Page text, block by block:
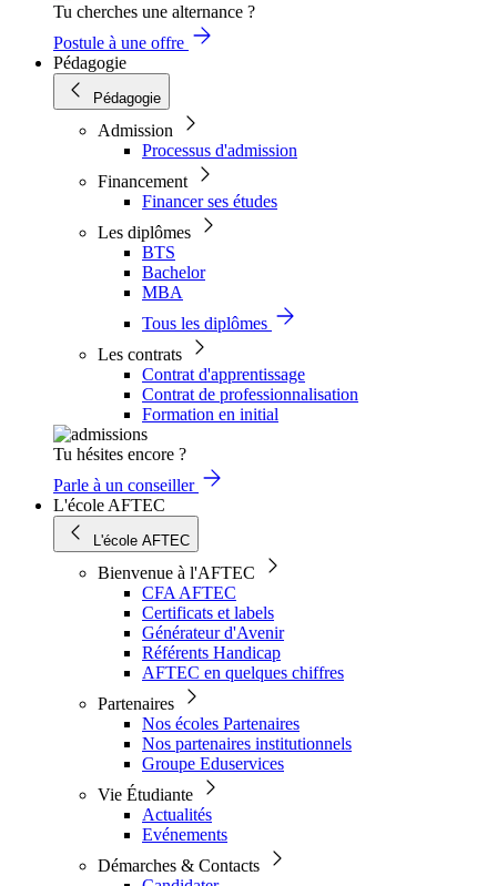
Tu cherches une alternance ?
Postule à une offre
Pédagogie
Pédagogie
Admission
Processus d'admission
Financement
Financer ses études
Les diplômes
BTS
Bachelor
MBA
Tous les diplômes
Les contrats
Contrat d'apprentissage
Contrat de professionnalisation
Formation en initial
Tu hésites encore ?
Parle à un conseiller
L'école AFTEC
L'école AFTEC
Bienvenue à l'AFTEC
CFA AFTEC
Certificats et labels
Générateur d'Avenir
Référents Handicap
AFTEC en quelques chiffres
Partenaires
Nos écoles Partenaires
Nos partenaires institutionnels
Groupe Eduservices
Vie Étudiante
Actualités
Evénements
Démarches & Contacts